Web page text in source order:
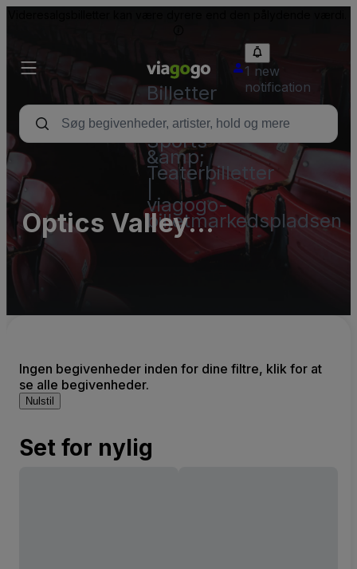
Billetter
-
Koncert-,
Sports-
&amp;
Teaterbilletter
viagogo-
billetmarkedspladsen
1 new
notification
Optics Valley
International Tennis
Ingen begivenheder inden for dine filtre, klik for at
se alle begivenheder.
Nulstil
Set for nylig